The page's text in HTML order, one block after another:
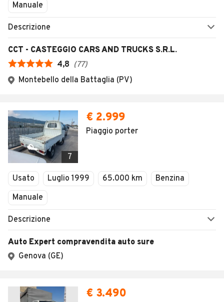
Manuale
Descrizione
CCT - CASTEGGIO CARS AND TRUCKS S.R.L.
4,8 (77)
Montebello della Battaglia (PV)
7
€ 2.999
Piaggio porter
Usato Luglio 1999 65.000 km
Benzina
Manuale
Descrizione
Auto Expert compravendita auto sure
Genova (GE)
€ 3.490